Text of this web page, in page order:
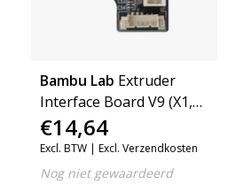
Bambu Lab Extruder
Interface Board V9 (X1,
X1C) (FAE004)
€14,64
Excl. BTW | Excl. Verzendkosten
Nog niet gewaardeerd